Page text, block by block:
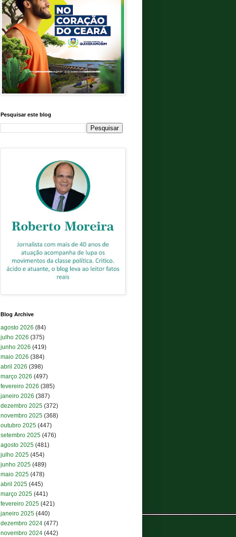
Pesquisar este blog
Blog Archive
agosto 2026 (84)
julho 2026 (375)
junho 2026 (419)
maio 2026 (384)
abril 2026 (398)
março 2026 (497)
fevereiro 2026 (385)
janeiro 2026 (387)
dezembro 2025 (372)
novembro 2025 (368)
outubro 2025 (447)
setembro 2025 (476)
agosto 2025 (481)
julho 2025 (454)
junho 2025 (489)
maio 2025 (478)
abril 2025 (445)
março 2025 (441)
fevereiro 2025 (421)
janeiro 2025 (440)
dezembro 2024 (477)
novembro 2024 (442)